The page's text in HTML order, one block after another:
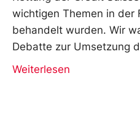
wichtigen Themen in der
behandelt wurden. Wir
Debatte zur Umsetzung
Weiterlesen